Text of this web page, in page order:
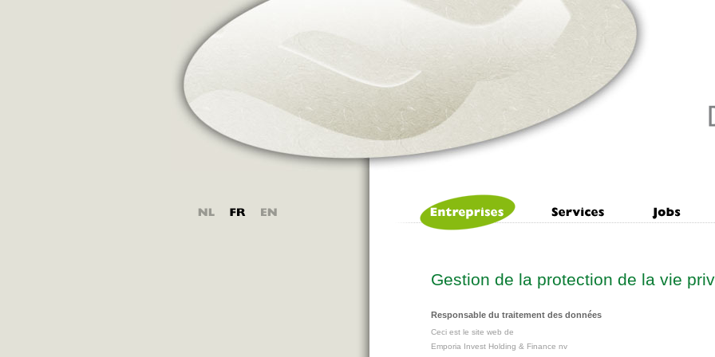
Gestion de la protection de la vie
Responsable du traitement des données
Ceci est le site web de
Emporia Invest Holding & Finance nv